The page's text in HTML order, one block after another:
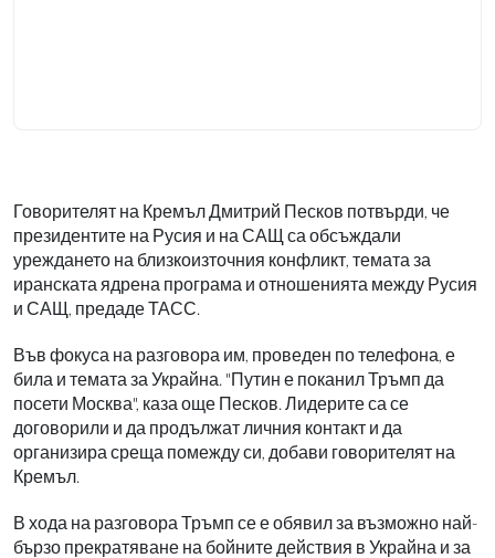
Говорителят на Кремъл Дмитрий Песков потвърди, че
президентите на Русия и на САЩ са обсъждали
уреждането на близкоизточния конфликт, темата за
иранската ядрена програма и отношенията между Русия
и САЩ, предаде ТАСС.
Във фокуса на разговора им, проведен по телефона, е
била и темата за Украйна. "Путин е поканил Тръмп да
посети Москва", каза още Песков. Лидерите са се
договорили и да продължат личния контакт и да
организира среща помежду си, добави говорителят на
Кремъл.
В хода на разговора Тръмп се е обявил за възможно най-
бързо прекратяване на бойните действия в Украйна и за